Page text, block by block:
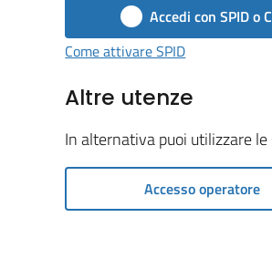
Accedi con SPID o
Come attivare SPID
Altre utenze
In alternativa puoi utilizzare
Accesso operatore